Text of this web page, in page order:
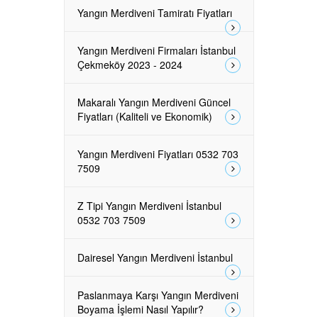
Yangın Merdiveni Tamiratı Fiyatları
Yangın Merdiveni Firmaları İstanbul
Çekmeköy 2023 - 2024
Makaralı Yangın Merdiveni Güncel
Fiyatları (Kaliteli ve Ekonomik)
Yangın Merdiveni Fiyatları 0532 703
7509
Z Tipi Yangın Merdiveni İstanbul
0532 703 7509
Dairesel Yangın Merdiveni İstanbul
Paslanmaya Karşı Yangın Merdiveni
Boyama İşlemi Nasıl Yapılır?